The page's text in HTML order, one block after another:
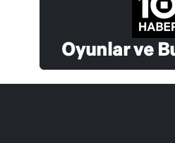
Oyunlar ve